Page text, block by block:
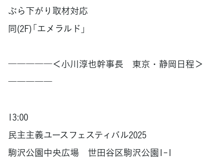
ぶら下がり取材対応
同(2F)「エメラルド」
―――――＜小川淳也幹事長 東京・静岡日程＞
―――――
13:00
民主主義ユースフェスティバル2025
駒沢公園中央広場 世田谷区駒沢公園1-1